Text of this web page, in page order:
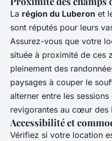
La région du Luberon et
sont réputés pour leurs
Assurez-vous que votre
située à proximité de ces
pleinement des
paysages à couper le
alterner entre les
revigorantes au cœur des
Accessibilité et
Vérifiez si votre location